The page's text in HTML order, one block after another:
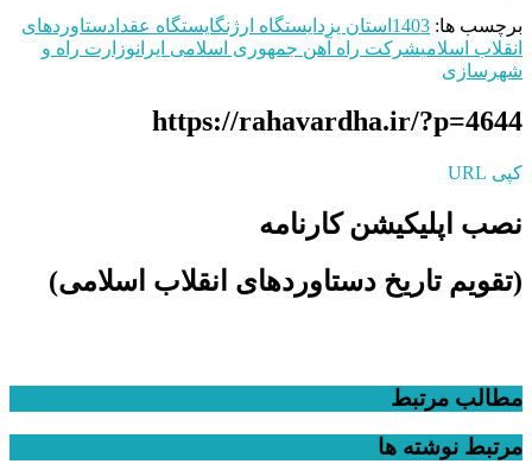
برچسب ها: 1403 استان یزد ایستگاه ارژنگایستگاه عقدا دستاوردهای
انقلاب اسلامیشرکت راه‌ آهن جمهوری اسلامی ایرانوزارت راه و
شهرسازی
https://rahavardha.ir/?p=4644
کپی URL
نصب اپلیکیشن کارنامه
(تقویم تاریخ دستاوردهای انقلاب اسلامی​)
مطالب مرتبط
مرتبط نوشته ها